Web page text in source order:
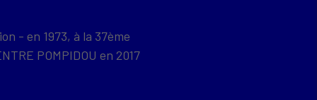
- en 1973, à la 37ème
POMPIDOU en 2017